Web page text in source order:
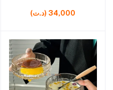
(د.ت) 34,000